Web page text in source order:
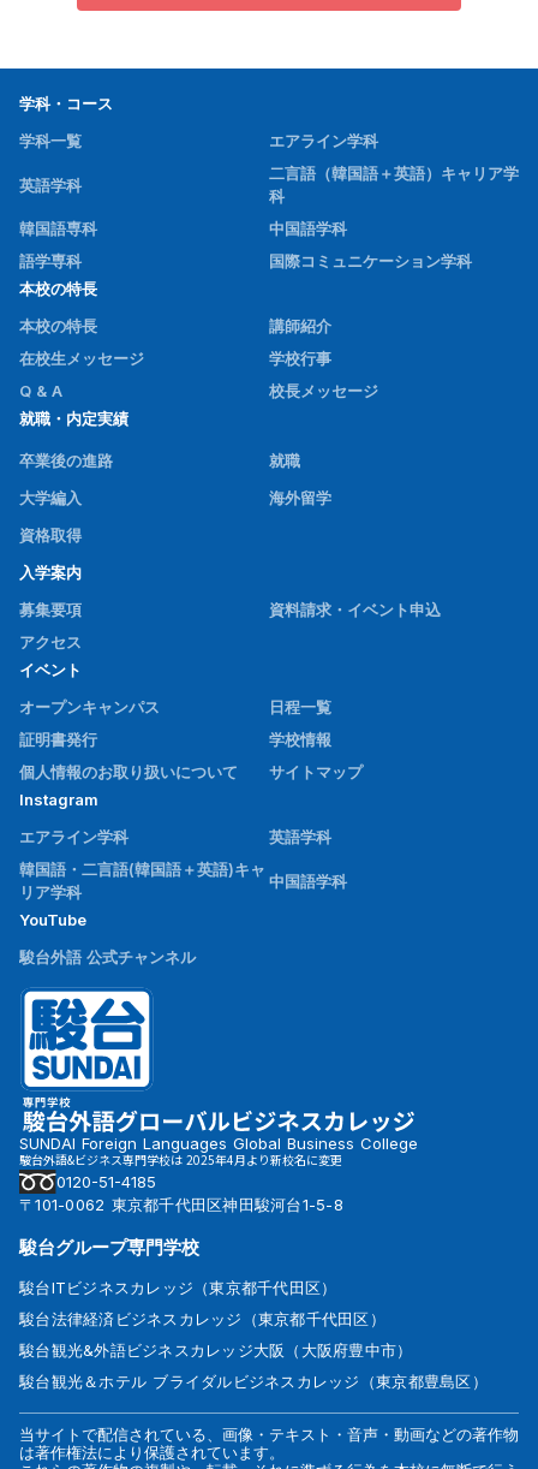
学科・コース
学科一覧
エアライン学科
英語学科
二言語（韓国語＋英語）キャリア学
科
韓国語専科
中国語学科
語学専科
国際コミュニケーション学科
本校の特長
本校の特長
講師紹介
在校生メッセージ
学校行事
Q & A
校長メッセージ
就職・内定実績
卒業後の進路
就職
大学編入
海外留学
資格取得
入学案内
募集要項
資料請求・イベント申込
アクセス
イベント
オープンキャンパス
日程一覧
証明書発行
学校情報
個人情報のお取り扱いについて
サイトマップ
Instagram
エアライン学科
英語学科
韓国語・二言語(韓国語＋英語)キャ
リア学科
中国語学科
YouTube
駿台外語 公式チャンネル
SUNDAI Foreign Languages Global Business College
駿台外語&ビジネス専門学校は 2025年4月より新校名に変更
0120-51-4185
〒101-0062 東京都千代田区神田駿河台1-5-8
駿台グループ専門学校
駿台ITビジネスカレッジ（東京都千代田区）
駿台法律経済ビジネスカレッジ（東京都千代田区）
駿台観光&外語ビジネスカレッジ大阪（大阪府豊中市）
駿台観光＆ホテル ブライダルビジネスカレッジ（東京都豊島区）
当サイトで配信されている、画像・テキスト・音声・動画などの著作物
は著作権法により保護されています。